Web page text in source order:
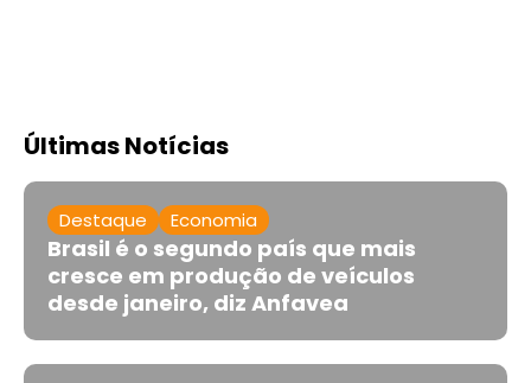
Últimas Notícias
Destaque Economia
Brasil é o segundo país que mais
cresce em produção de veículos
desde janeiro, diz Anfavea